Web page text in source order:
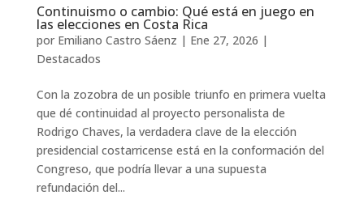
Continuismo o cambio: Qué está en juego en
las elecciones en Costa Rica
por Emiliano Castro Sáenz | Ene 27, 2026 |
Destacados
Con la zozobra de un posible triunfo en primera vuelta
que dé continuidad al proyecto personalista de
Rodrigo Chaves, la verdadera clave de la elección
presidencial costarricense está en la conformación del
Congreso, que podría llevar a una supuesta
refundación del...